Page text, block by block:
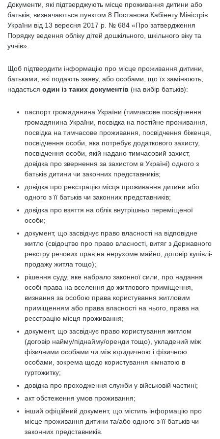
Документи, які підтверджують місце проживання дитини або
батьків, визначаються пунктом 8 Постанови Кабінету Міністрів
України від 13 вересня 2017 р. № 684 «Про затвердження
Порядку ведення обліку дітей дошкільного, шкільного віку та
учнів».
Щоб підтвердити інформацію про місце проживання дитини,
батьками, які подають заяву, або особами, що їх замінюють,
надається один із таких документів (на вибір батьків):
паспорт громадянина України (тимчасове посвідчення
громадянина України, посвідка на постійне проживання,
посвідка на тимчасове проживання, посвідчення біженця,
посвідчення особи, яка потребує додаткового захисту,
посвідчення особи, якій надано тимчасовий захист,
довідка про звернення за захистом в Україні) одного з
батьків дитини чи законних представників;
довідка про реєстрацію місця проживання дитини або
одного з її батьків чи законних представників;
довідка про взяття на облік внутрішньо переміщеної
особи;
документ, що засвідчує право власності на відповідне
житло (свідоцтво про право власності, витяг з Державного
реєстру речових прав на нерухоме майно, договір купівлі-
продажу житла тощо);
рішення суду, яке набрало законної сили, про надання
особі права на вселення до житлового приміщення,
визнання за особою права користування житловим
приміщенням або права власності на нього, права на
реєстрацію місця проживання;
документ, що засвідчує право користування житлом
(договір найму/піднайму/оренди тощо), укладений між
фізичними особами чи між юридичною і фізичною
особами, зокрема щодо користування кімнатою в
гуртожитку;
довідка про проходження служби у військовій частині;
акт обстеження умов проживання;
інший офіційний документ, що містить інформацію про
місце проживання дитини та/або одного з її батьків чи
законних представників.